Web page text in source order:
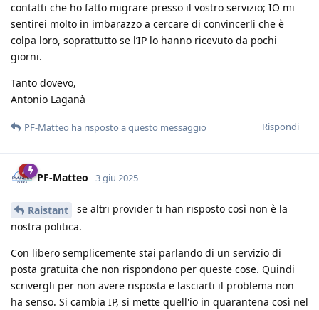
contatti che ho fatto migrare presso il vostro servizio; IO mi
sentirei molto in imbarazzo a cercare di convincerli che è
colpa loro, soprattutto se l’IP lo hanno ricevuto da pochi
giorni.
Tanto dovevo,
Antonio Laganà
Rispondi
PF-Matteo ha risposto a questo messaggio
PF-Matteo 3 giu 2025
Raistant
se altri provider ti han risposto così non è la
nostra politica.
Con libero semplicemente stai parlando di un servizio di
posta gratuita che non rispondono per queste cose. Quindi
scrivergli per non avere risposta e lasciarti il problema non
ha senso. Si cambia IP, si mette quell'io in quarantena così nel